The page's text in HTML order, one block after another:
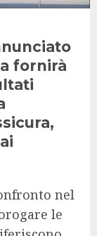
fornirà
nel
le